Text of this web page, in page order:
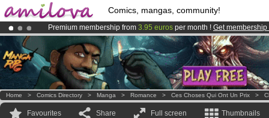
Comics, mangas, community!
Premium membership from 3.95 euros per month ! Get membership
Already 100000membersand 1000comics & mangas!.
AmilovaKickstarter is now LIVE!.
Home > Comics Directory > Manga > Romance > Ces Choses Qui Ont Un Prix >
Favourites Share Full screen Thumbnails